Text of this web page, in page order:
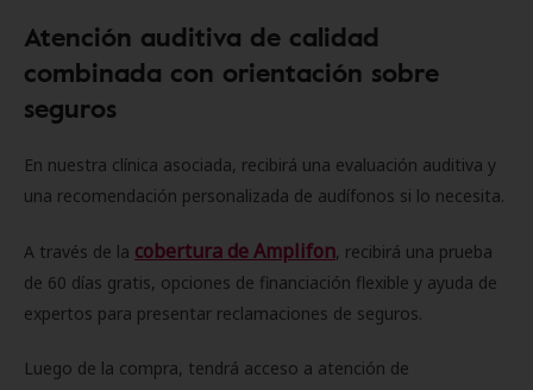
Atención auditiva de calidad
combinada con orientación sobre
seguros
En nuestra clínica asociada, recibirá una evaluación auditiva y
una recomendación personalizada de audífonos si lo necesita.
A través de la cobertura de Amplifon, recibirá una prueba
de 60 días gratis, opciones de financiación flexible y ayuda de
expertos para presentar reclamaciones de seguros.
Luego de la compra, tendrá acceso a atención de